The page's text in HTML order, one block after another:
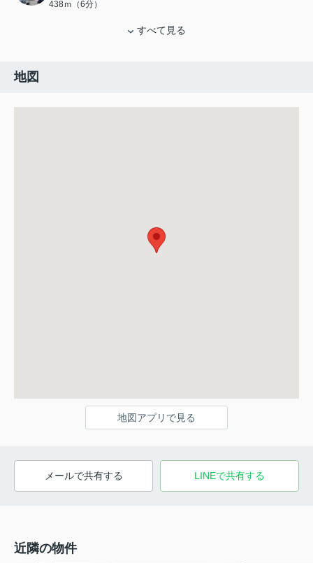
438ｍ（6分）
すべて見る
地図
地図アプリで見る
メールで共有する LINEで共有する
近隣の物件